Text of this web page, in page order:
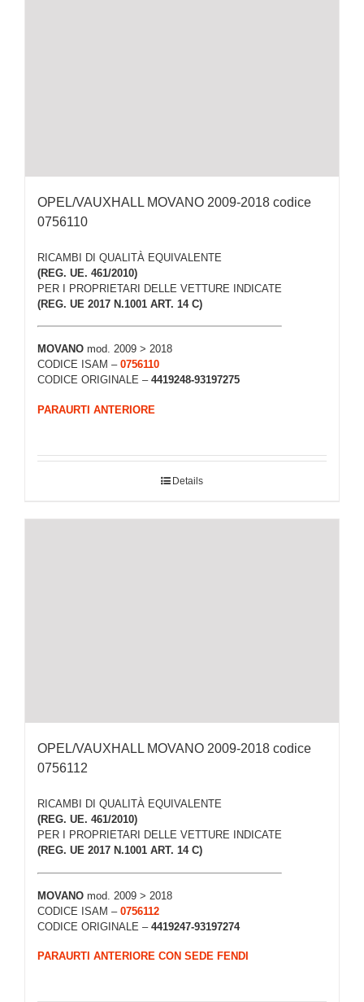
OPEL/VAUXHALL MOVANO 2009-2018 codice
0756110
RICAMBI DI QUALITÀ EQUIVALENTE
(REG. UE. 461/2010)
PER I PROPRIETARI DELLE VETTURE INDICATE
(REG. UE 2017 N.1001 ART. 14 C)
MOVANO mod. 2009 > 2018
CODICE ISAM – 0756110
CODICE ORIGINALE – 4419248-93197275
PARAURTI ANTERIORE
Details
OPEL/VAUXHALL MOVANO 2009-2018 codice
0756112
RICAMBI DI QUALITÀ EQUIVALENTE
(REG. UE. 461/2010)
PER I PROPRIETARI DELLE VETTURE INDICATE
(REG. UE 2017 N.1001 ART. 14 C)
MOVANO mod. 2009 > 2018
CODICE ISAM – 0756112
CODICE ORIGINALE – 4419247-93197274
PARAURTI ANTERIORE CON SEDE FENDI